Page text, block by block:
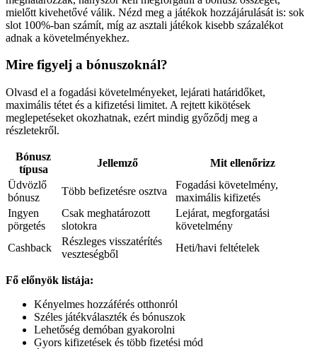
mielőtt kivehetővé válik. Nézd meg a játékok hozzájárulását is: sok
slot 100%-ban számít, míg az asztali játékok kisebb százalékot
adnak a követelményekhez.
Mire figyelj a bónuszoknál?
Olvasd el a fogadási követelményeket, lejárati határidőket,
maximális tétet és a kifizetési limitet. A rejtett kikötések
meglepetéseket okozhatnak, ezért mindig győződj meg a
részletekről.
Bónusz
típusa
Jellemző
Mit ellenőrizz
Üdvözlő
bónusz
Több befizetésre osztva
Fogadási követelmény,
maximális kifizetés
Ingyen
pörgetés
Csak meghatározott
slotokra
Lejárat, megforgatási
követelmény
Cashback
Részleges visszatérítés
veszteségből
Heti/havi feltételek
Fő előnyök listája:
Kényelmes hozzáférés otthonról
Széles játékválaszték és bónuszok
Lehetőség demóban gyakorolni
Gyors kifizetések és több fizetési mód